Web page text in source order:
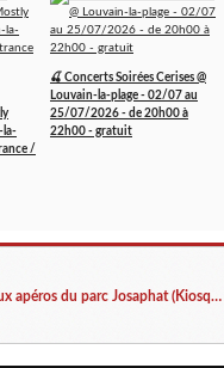
la-
/
🍒 Concerts Soirées Cerises @
Louvain-la-plage - 02/07 au
25/07/2026 - de 20h00 à
22h00 - gratuit
▶ The Gadjangos aux apéros du parc Josaphat (Kiosque à musique) - 30/06/2017 - 20h00 - Gratuit !